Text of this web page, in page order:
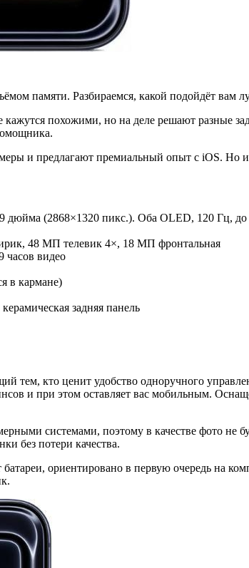
памяти. Разбираемся, какой подойдёт вам
похожими, но на деле решают разные
и предлагают премиальный опыт с iOS. Но
(2868×1320 пикс.). Оба OLED, 120 Гц, до
48 МП телевик 4×, 18 МП фронтальная
часов видео
в кармане)
задняя панель
тем, кто ценит удобство одноручного
и при этом оставляет вас мобильным.
системами, поэтому в качестве фото
без потери качества.
ориентировано в первую очередь на